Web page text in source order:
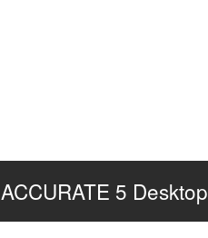
ACCURATE 5 Desktop